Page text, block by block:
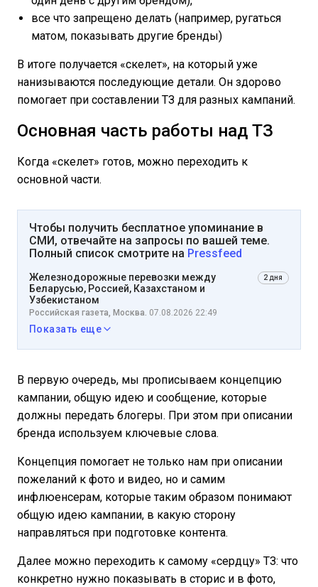
все что запрещено делать (например, ругаться
матом, показывать другие бренды)
В итоге получается «скелет», на который уже
нанизываются последующие детали. Он здорово
помогает при составлении ТЗ для разных кампаний.
Основная часть работы над ТЗ
Когда «скелет» готов, можно переходить к
основной части.
Чтобы получить бесплатное упоминание в
СМИ, отвечайте на запросы по вашей теме.
Полный список смотрите на Pressfeed
Железнодорожные перевозки между
Беларусью, Россией, Казахстаном и
Узбекистаном
2 дня
Российская газета, Москва. 07.08.2026 22:49
Показать еще
В первую очередь, мы прописываем концепцию
кампании, общую идею и сообщение, которые
должны передать блогеры. При этом при описании
бренда используем ключевые слова.
Концепция помогает не только нам при описании
пожеланий к фото и видео, но и самим
инфлюенсерам, которые таким образом понимают
общую идею кампании, в какую сторону
направляться при подготовке контента.
Далее можно переходить к самому «сердцу» ТЗ: что
конкретно нужно показывать в сторис и в фото,